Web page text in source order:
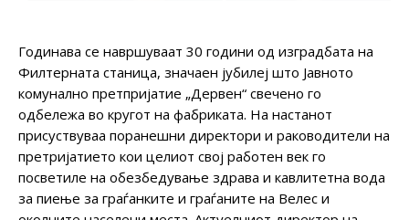
Годинава се навршуваат 30 години од изградбата на
Филтерната станица, значаен јубилеј што Јавното
комунално претпријатие „Дервен“ свечено го
одбележа во кругот на фабриката. На настанот
присуствуваа поранешни директори и раководители на
претријатието кои целиот свој работен век го
посветиле на обезбедување здрава и кавлитетна вода
за пиење за граѓанките и граѓаните на Велес и